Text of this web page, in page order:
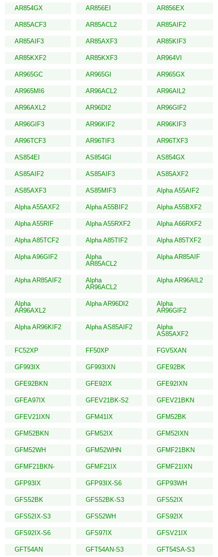
AR854GX AR856EI AR856EX
AR85ACF3 AR85ACL2 AR85AIF2
AR85AIF3 AR85AXF3 AR85KIF3
AR85KXF2 AR85KXF3 AR964VI
AR965GC AR965GI AR965GX
AR965MI6 AR96ACL2 AR96AIL2
AR96AXL2 AR96DI2 AR96GIF2
AR96GIF3 AR96KIF2 AR96KIF3
AR96TCF3 AR96TIF3 AR96TXF3
AS854EI AS854GI AS854GX
AS85AIF2 AS85AIF3 AS85AXF2
AS85AXF3 AS85MIF3 Alpha A55AIF2
Alpha A55AXF2 Alpha A55BIF2 Alpha A55BXF2
Alpha A55RIF Alpha A55RXF2 Alpha A66RXF2
Alpha A85TCF2 Alpha A85TIF2 Alpha A85TXF2
Alpha A96GIF2
Alpha
AR85ACL2
Alpha AR85AIF
Alpha AR85AIF2
Alpha
AR96ACL2
Alpha AR96AIL2
Alpha
AR96AXL2
Alpha AR96DI2
Alpha
AR96GIF2
Alpha AR96KIF2 Alpha AS85AIF2
Alpha
AS85AXF2
FC52XP FF50XP FGV5XAN
GF993IX GF993IXN GFE92BK
GFE92BKN GFE92IX GFE92IXN
GFEA97IX GFEV21BK-S2 GFEV21BKN
GFEV21IXN GFM41IX GFM52BK
GFM52BKN GFM52IX GFM52IXN
GFM52WH GFM52WHN GFMF21BKN
GFMF21BKN- GFMF21IX GFMF21IXN
GFP93IX GFP93IX-S6 GFP93WH
GFS52BK GFS52BK-S3 GFS52IX
GFS52IX-S3 GFS52WH GFS92IX
GFS92IX-S6 GFS97IX GFSV21IX
GFT54AN GFT54AN-S3 GFT54SA-S3